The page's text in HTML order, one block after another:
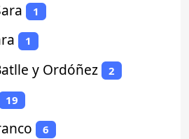
1
1
y Ordóñez 2
19
6